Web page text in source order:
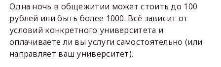
Одна ночь в общежитии может стоить до 100
рублей или быть более 1000. Всё зависит от
условий конкретного университета и
оплачиваете ли вы услуги самостоятельно (или
направляет ваш университет).